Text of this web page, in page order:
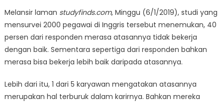
Melansir laman studyfinds.com, Minggu (6/1/2019), studi yang
mensurvei 2000 pegawai di Inggris tersebut menemukan, 40
persen dari responden merasa atasannya tidak bekerja
dengan baik. Sementara sepertiga dari responden bahkan
merasa bisa bekerja lebih baik daripada atasannya.
Lebih dari itu, 1 dari 5 karyawan mengatakan atasannya
merupakan hal terburuk dalam karirnya. Bahkan mereka